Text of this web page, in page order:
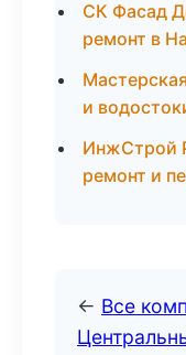
СК Фасад
ремонт в
и
ИнжСтрой
ремонт и
← Все